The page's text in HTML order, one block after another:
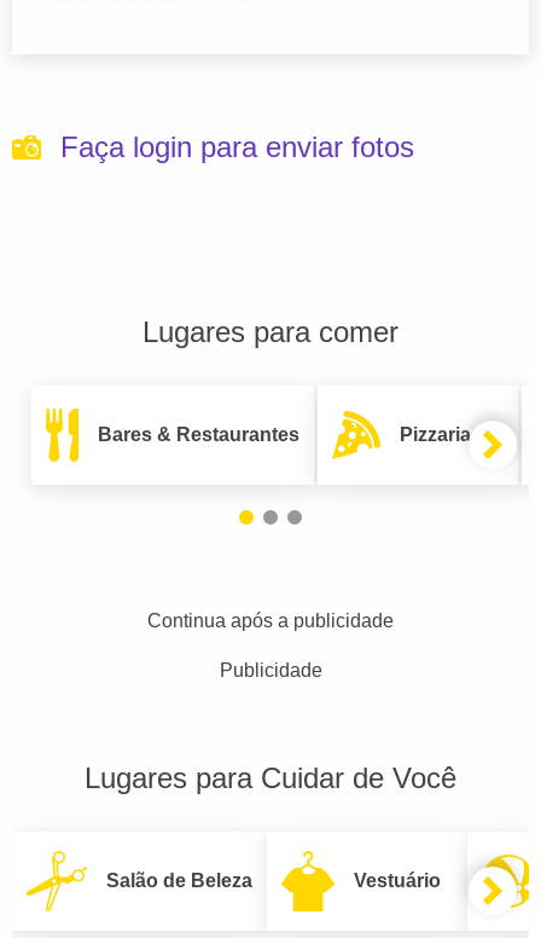
Faça login para enviar fotos
Lugares para comer
Bares & Restaurantes Pizzarias
Continua após a publicidade
Publicidade
Lugares para Cuidar de Você
Salão de Beleza Vestuário